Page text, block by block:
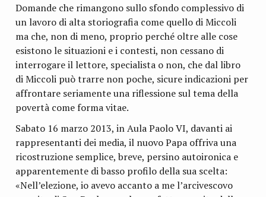
Domande che rimangono sullo sfondo complessivo di
un lavoro di alta storiografia come quello di Miccoli
ma che, non di meno, proprio perché oltre alle cose
esistono le situazioni e i contesti, non cessano di
interrogare il lettore, specialista o non, che dal libro
di Miccoli può trarre non poche, sicure indicazioni per
affrontare seriamente una riflessione sul tema della
povertà come forma vitae.
Sabato 16 marzo 2013, in Aula Paolo VI, davanti ai
rappresentanti dei media, il nuovo Papa offriva una
ricostruzione semplice, breve, persino autoironica e
apparentemente di basso profilo della sua scelta:
«Nell’elezione, io avevo accanto a me l’arcivescovo